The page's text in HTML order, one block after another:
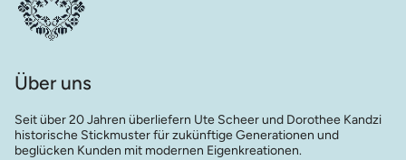
Über uns
Seit über 20 Jahren überliefern Ute Scheer und Dorothee Kandzi
historische Stickmuster für zukünftige Generationen und
beglücken Kunden mit modernen Eigenkreationen.